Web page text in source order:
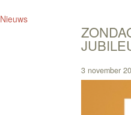
Nieuws
3 november